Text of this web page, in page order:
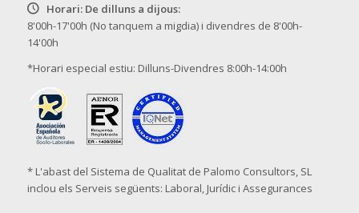
Horari: De dilluns a dijous:
8'00h-17'00h (No tanquem a migdia) i divendres de 8'00h-
14'00h
*Horari especial estiu: Dilluns-Divendres 8:00h-14:00h
* L'abast del Sistema de Qualitat de Palomo Consultors, SL
inclou els Serveis següents: Laboral, Jurídic i Assegurances